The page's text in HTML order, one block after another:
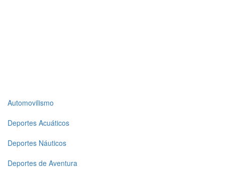
Top
level
menu
1
Automovilismo
Deportes Acuáticos
Deportes Náuticos
Deportes de Aventura